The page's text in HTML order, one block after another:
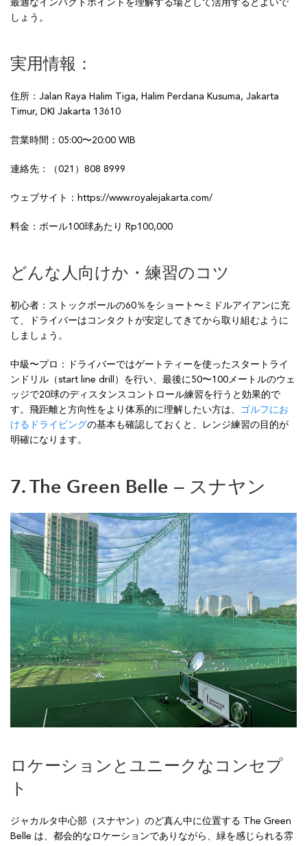
最適なインパクトポイントを理解する場として活用するとよいで
しょう。
実用情報：
住所：Jalan Raya Halim Tiga, Halim Perdana Kusuma, Jakarta
Timur, DKI Jakarta 13610
営業時間：05:00〜20:00 WIB
連絡先：（021）808 8999
ウェブサイト：https://www.royalejakarta.com/
料金：ボール100球あたり Rp100,000
どんな人向けか・練習のコツ
初心者：ストックボールの60％をショート〜ミドルアイアンに充
て、ドライバーはコンタクトが安定してきてから取り組むように
しましょう。
中級〜プロ：ドライバーではゲートティーを使ったスタートライ
ンドリル（start line drill）を行い、最後に50〜100メートルのウェ
ッジで20球のディスタンスコントロール練習を行うと効果的で
す。飛距離と方向性をより体系的に理解したい方は、 ゴルフにお
けるドライビングの基本も確認しておくと、レンジ練習の目的が
明確になります。
7. The Green Belle — スナヤン
ロケーションとユニークなコンセプ
ト
ジャカルタ中心部（スナヤン）のど真ん中に位置する The Green
Belle は、都会的なロケーションでありながら、緑を感じられる雰